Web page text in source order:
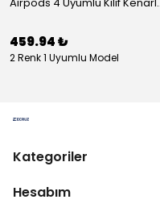
459.94 ₺
2 Renk 1 Uyumlu Model
Kategoriler
Hesabım